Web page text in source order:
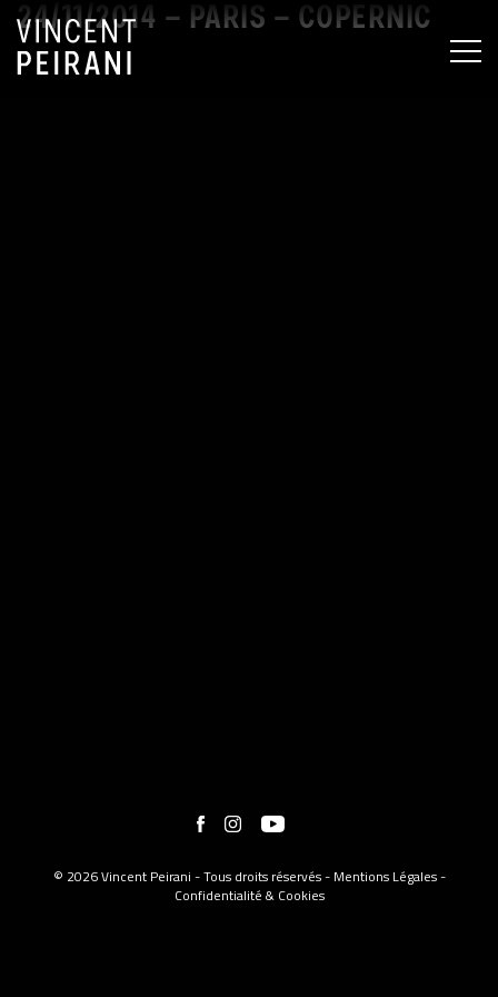
24/11/2014 – PARIS – COPERNIC
© 2026 Vincent Peirani - Tous droits réservés - Mentions Légales-
Confidentialité & Cookies